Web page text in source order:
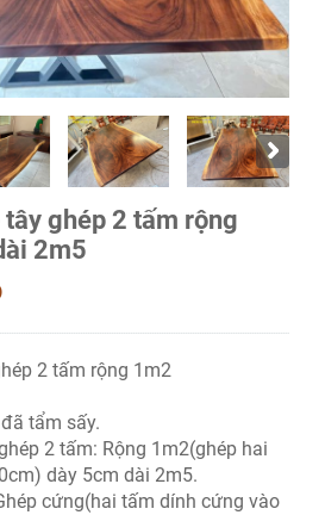
ghép 2 tấm rộng
2m5
2 tấm rộng 1m2
tẩm sấy.
2 tấm: Rộng 1m2(ghép hai
dày 5cm dài 2m5.
cứng(hai tấm dính cứng vào